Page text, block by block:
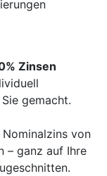
Zinsen
gemacht.
von
– ganz auf Ihre